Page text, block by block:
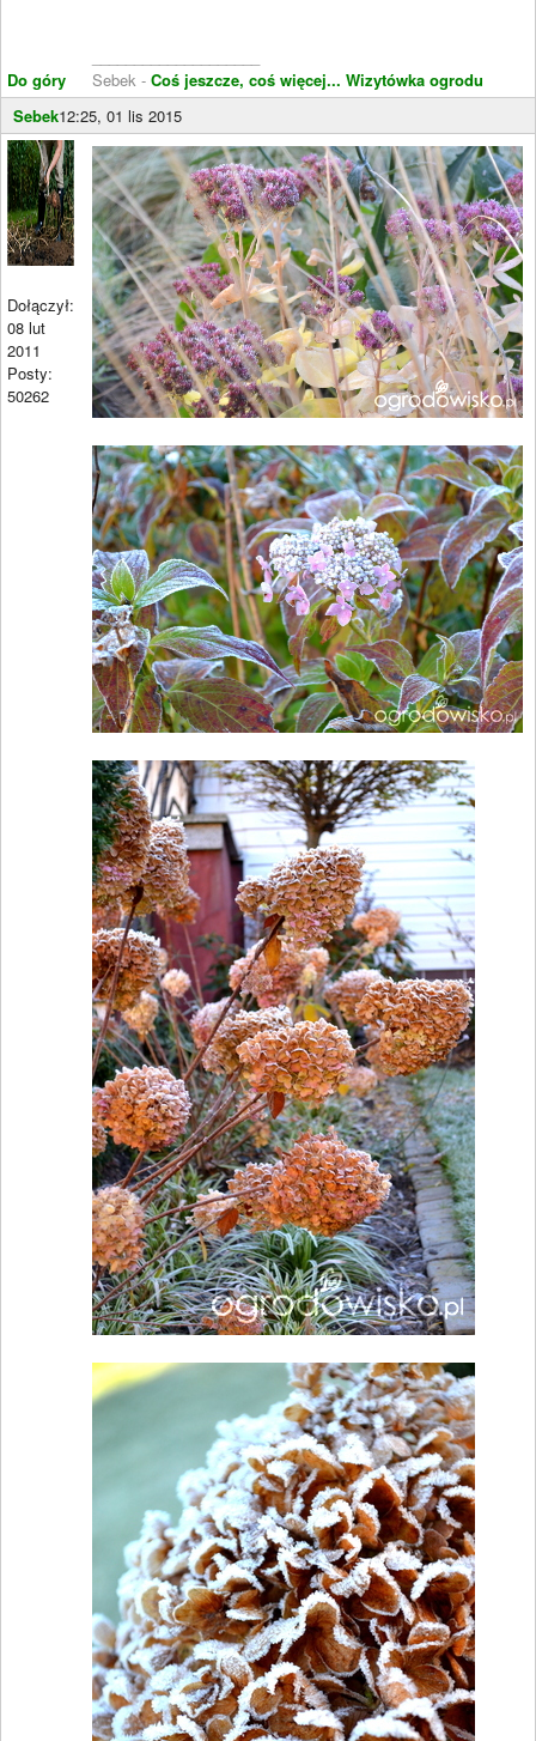
Do góry
Sebek - Coś jeszcze, coś więcej... Wizytówka ogrodu
Sebek12:25, 01 lis 2015
Dołączył:
08 lut
2011
Posty:
50262